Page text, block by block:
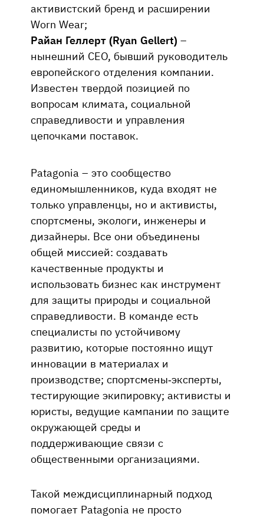
активистский бренд и расширении
Worn Wear;
Райан Геллерт (Ryan Gellert) –
нынешний CEO, бывший руководитель
европейского отделения компании.
Известен твердой позицией по
вопросам климата, социальной
справедливости и управления
цепочками поставок.
Patagonia – это сообщество
единомышленников, куда входят не
только управленцы, но и активисты,
спортсмены, экологи, инженеры и
дизайнеры. Все они объединены
общей миссией: создавать
качественные продукты и
использовать бизнес как инструмент
для защиты природы и социальной
справедливости. В команде есть
специалисты по устойчивому
развитию, которые постоянно ищут
инновации в материалах и
производстве; спортсмены-эксперты,
тестирующие экипировку; активисты и
юристы, ведущие кампании по защите
окружающей среды и
поддерживающие связи с
общественными организациями.
Такой междисциплинарный подход
помогает Patagonia не просто